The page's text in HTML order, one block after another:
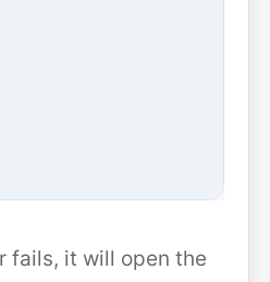
fails, it will open the